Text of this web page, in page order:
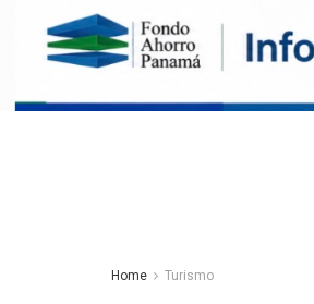
Home Turismo